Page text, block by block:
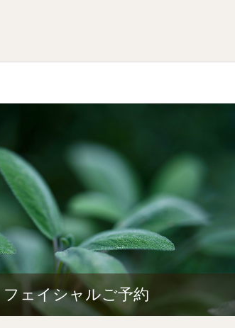
フェイシャルご予約